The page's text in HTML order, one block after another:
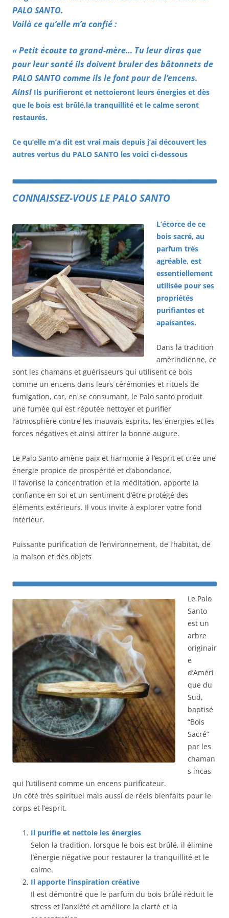
PALO SANTO.
Voilà ce qu’ellem’a confié:
« Petit écoute ta grand-mère… Tu leur diras que
pour leur santé ils doivent bruler des bâtonnets de
PALO SANTO comme ils le font pour de l’encens.
Ainsi Ils purifieront et nettoieront leurs énergies et dès
que le bois est brûlé,la tranquillité et le calme seront
restaurés.
Ce qu’elle m’a dit est vrai mais depuis j’ai découvert les
autres vertus du PALO SANTO les voici ci-dessous
CONNAISSEZ-VOUS LE PALO SANTO
L’écorce de ce
bois sacré, au
parfum très
agréable, est
essentiellement
utilisée pour ses
propriétés
purifiantes et
apaisantes.
Dans la tradition
amérindienne, ce
sont les chamans et guérisseurs qui utilisent ce bois
comme un encens dans leurs cérémonies et rituels de
fumigation, car, en se consumant, le Palo santo produit
une fumée qui est réputée nettoyer et purifier
l’atmosphère contre les mauvais esprits, les énergies et les
forces négatives et ainsi attirer la bonne augure.
Le Palo Santo amène paix et harmonie à l’esprit et crée une
énergie propice de prospérité et d’abondance.
Il favorise la concentration et la méditation, apporte la
confiance en soi et un sentiment d’être protégé des
éléments extérieurs. Il vous invite à explorer votre fond
intérieur.
Puissante purification de l’environnement, de l’habitat, de
la maison et des objets
Le Palo
Santo
est un
arbre
originair
e
d’Améri
que du
Sud,
baptisé
“Bois
Sacré”
par les
chaman
s incas
qui l’utilisent comme un encens purificateur.
Un côté très spirituel mais aussi de réels bienfaits pour le
corps et l’esprit.
Il purifie et nettoie les énergies
Selon la tradition, lorsque le bois est brûlé, il élimine
l’énergie négative pour restaurer la tranquillité et le
calme.
Il apporte l’inspiration créative
Il est démontré que le parfum du bois brûlé réduit le
stress et l’anxiété et améliore la clarté et la